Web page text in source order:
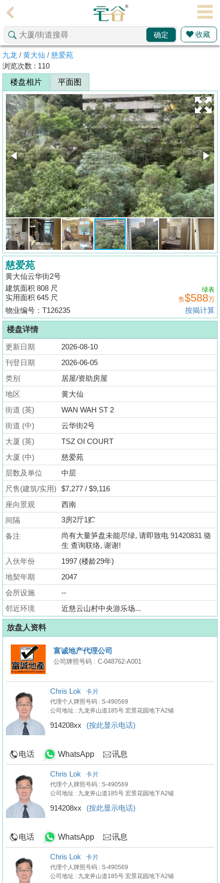
理
主
页
搵
楼/
成
交
业
主
放
盘
宅
谷
按
揭
地
产
博
客
地
产
新
闻
数
据
公
布
置
业
手
册
关
於
我
们
确定 收藏
九龙 / 黄大仙 / 慈爱苑
浏览次数 : 110
楼盘相片
平面图
慈爱苑
黄大仙云华街2号
建筑面积 808 尺
实用面积 645 尺
售
绿表
$588万
物业编号：T126235 按揭计算
楼盘详情
更新日期
2026-08-10
刊登日期
2026-06-05
类别
居屋/资助房屋
地区
黄大仙
街道 (英)
WAN WAH ST 2
街道 (中)
云华街2号
大厦 (英)
TSZ OI COURT
大厦 (中)
慈爱苑
层数及单位
中层
尺售(建筑/实用)
$7,277 / $9,116
座向景观
西南
间隔
3房2厅1贮
备注
尚有大量笋盘未能尽绿, 请即致电 91420831 骆
生 查询联络, 谢谢!
入伙年份
1997 (楼龄29年)
地契年期
2047
会所设施
--
邻近环境
近慈云山村中央游乐场...
放盘人资料
富诚地产代理公司
公司牌照号码 : C-048762-A001
Chris Lok 卡片
代理个人牌照号码 : S-490569
公司地址 : 九龙斧山道185号 宏景花园地下A2铺
914208xx (按此显示电话)
电话 WhatsApp 讯息
Chris Lok 卡片
代理个人牌照号码 : S-490569
公司地址 : 九龙斧山道185号 宏景花园地下A2铺
914208xx (按此显示电话)
电话 WhatsApp 讯息
Chris Lok 卡片
代理个人牌照号码 : S-490569
公司地址 : 九龙斧山道185号 宏景花园地下A2铺